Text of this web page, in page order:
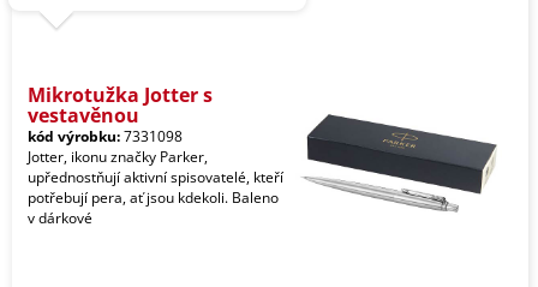
Mikrotužka Jotter s
vestavěnou
kód výrobku:7331098
Jotter, ikonu značky Parker,
upřednostňují aktivní spisovatelé, kteří
potřebují pera, ať jsou kdekoli. Baleno
v dárkové